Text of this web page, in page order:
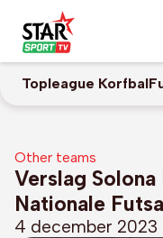
Topleague Korfbal
Other teams
Verslag
Nationale
4 december 2023